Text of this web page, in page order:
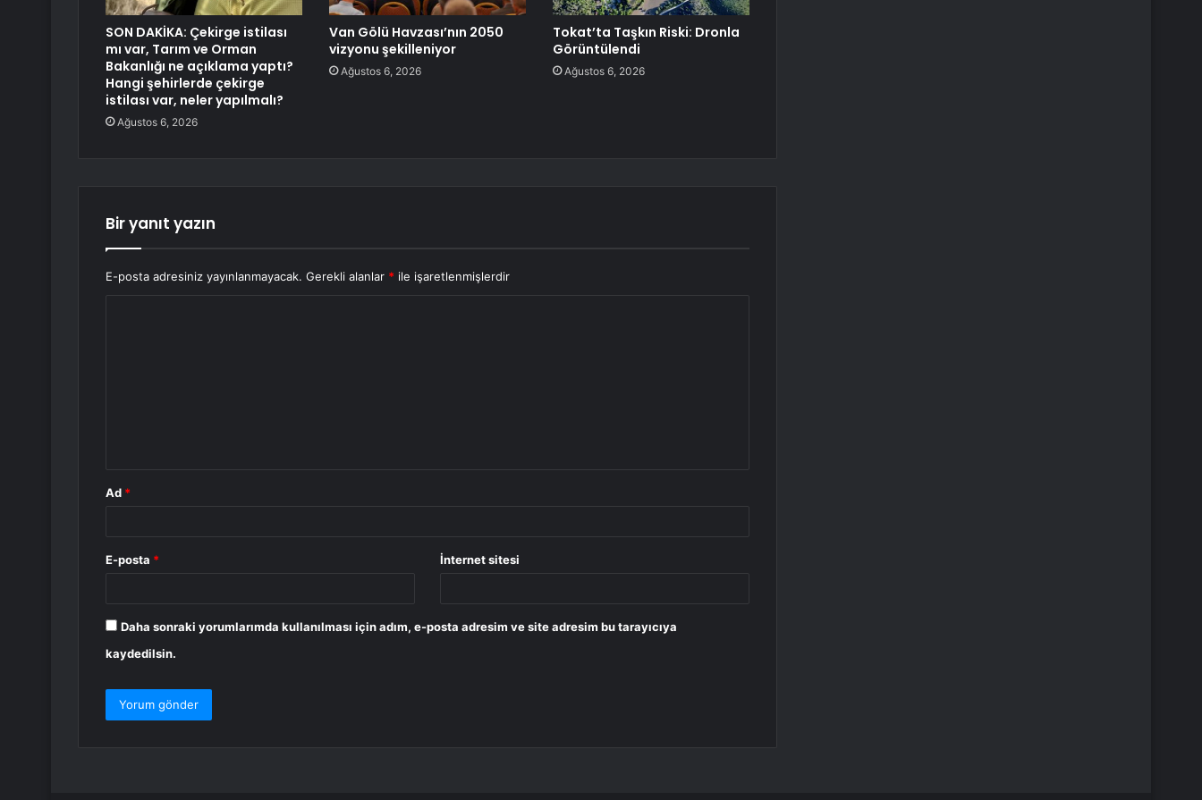
SON DAKİKA: Çekirge istilası
mı var, Tarım ve Orman
Bakanlığı ne açıklama yaptı?
Hangi şehirlerde çekirge
istilası var, neler yapılmalı?
Ağustos 6, 2026
Van Gölü Havzası’nın 2050
vizyonu şekilleniyor
Ağustos 6, 2026
Tokat’ta Taşkın Riski: Dronla
Görüntülendi
Ağustos 6, 2026
Bir yanıt yazın
E-posta adresiniz yayınlanmayacak. Gerekli alanlar * ile işaretlenmişlerdir
Ad *
E-posta * İnternet sitesi
Daha sonraki yorumlarımda kullanılması için adım, e-posta adresim ve site adresim bu tarayıcıya
kaydedilsin.